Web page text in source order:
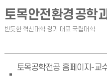
토목안전환경공학
토목공학전공 홈페이지-교